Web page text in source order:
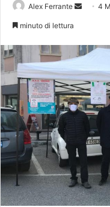
Alex Ferrante
Invia 4
minuto di lettura